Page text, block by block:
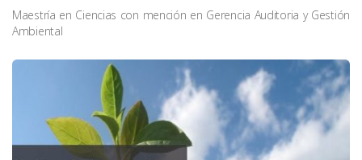
Maestría en Ciencias con mención en Gerencia Auditoria y Gestión
Ambiental